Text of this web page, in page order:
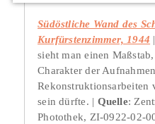
Südöstliche Wand des
Kurfürstenzimmer, 1944
sieht man einen
Charakter der
Rekonstruktionsarbeiten
sein dürfte.
Quelle:
Photothek, ZI-0922-02-